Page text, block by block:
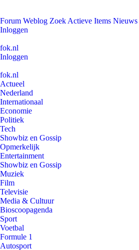
Forum Weblog Zoek Actieve Items Nieuws
Inloggen
fok.nl
Inloggen
fok.nl
Actueel
Nederland
Internationaal
Economie
Politiek
Tech
Showbiz en Gossip
Opmerkelijk
Entertainment
Showbiz en Gossip
Muziek
Film
Televisie
Media & Cultuur
Bioscoopagenda
Sport
Voetbal
Formule 1
Autosport